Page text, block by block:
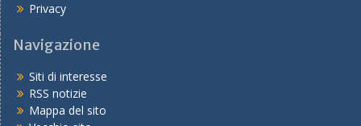
Privacy
Navigazione
Siti di interesse
RSS notizie
Mappa del sito